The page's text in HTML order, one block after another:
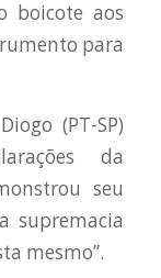
boicote aos
para
(PT-SP)
da
seu
supremacia
mesmo”.